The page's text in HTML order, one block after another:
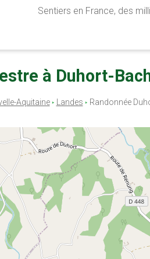
Sentiers en France, des
à Duhort-
Aquitaine Landes Randonnée